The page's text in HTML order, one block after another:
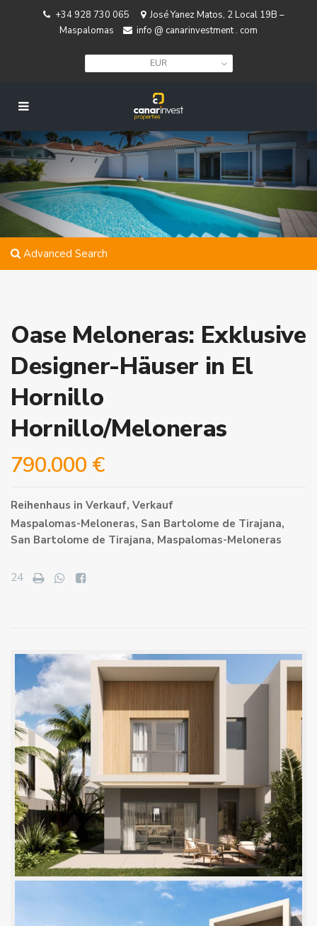
+34 928 730 065
José Yanez Matos, 2 Local 19B –
Maspalomas
info @ canarinvestment . com
EUR
Advanced Search
Oase Meloneras: Exklusive
Designer-Häuser in El
Hornillo
Hornillo/Meloneras
790.000 €
Reihenhaus in Verkauf, Verkauf
Maspalomas-Meloneras, San Bartolome de Tirajana,
San Bartolome de Tirajana, Maspalomas-Meloneras
24